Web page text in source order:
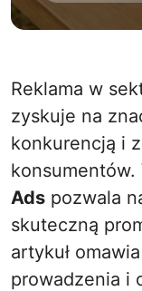
Reklama w sektorze rolno-spożywczym
zyskuje na
konkurencją i
Ads pozwala
skuteczną
artykuł
prowadzenia i